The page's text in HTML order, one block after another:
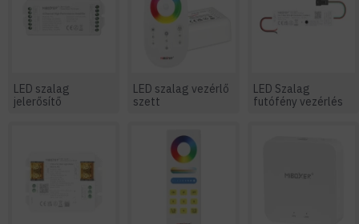
LED szalag
jelerősítő
LED szalag vezérlő
szett
LED Szalag
futófény vezérlés